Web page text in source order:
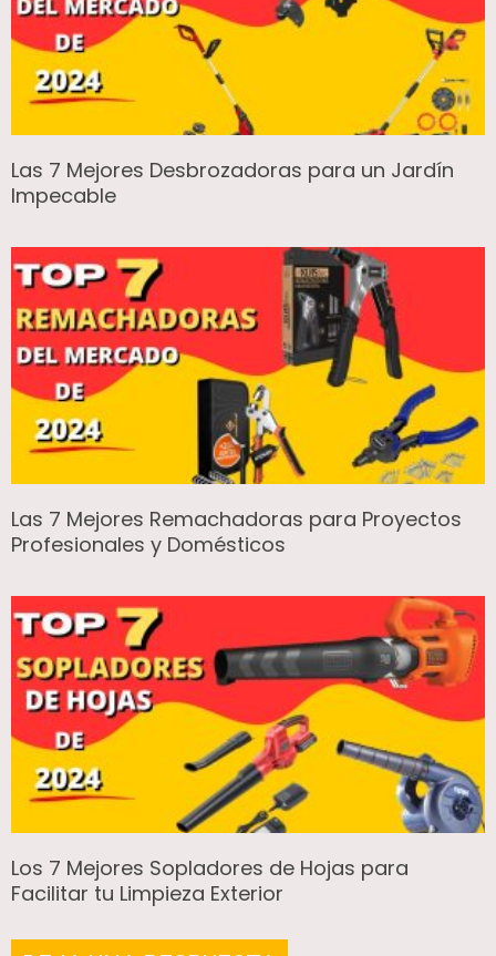
Las 7 Mejores Desbrozadoras para un Jardín
Impecable
Las 7 Mejores Remachadoras para Proyectos
Profesionales y Domésticos
Los 7 Mejores Sopladores de Hojas para
Facilitar tu Limpieza Exterior